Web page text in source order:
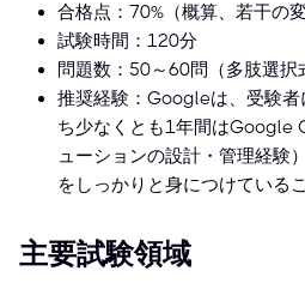
合格点：70%（概算、若干の変
試験時間：120分
問題数：50～60問（多肢選択
推奨経験：Googleは、受験者
ち少なくとも1年間はGoogle
ューションの設計・管理経験
をしっかりと身につけている
主要試験領域